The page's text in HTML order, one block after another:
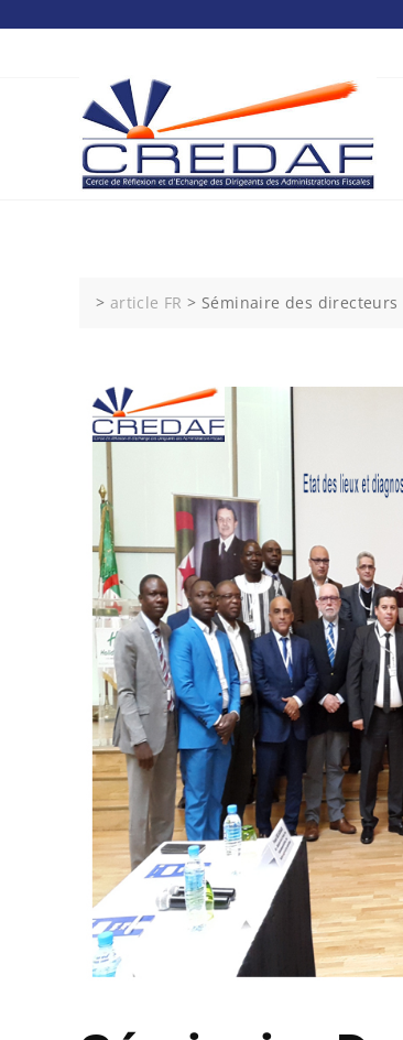
> article FR > Séminaire des directeurs